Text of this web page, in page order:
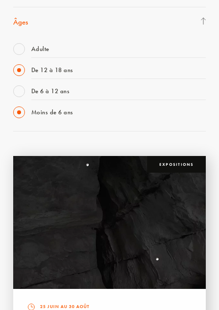
Âges
Adulte
De 12 à 18 ans
De 6 à 12 ans
Moins de 6 ans
EXPOSITIONS
25 JUIN AU 30 AOÛT